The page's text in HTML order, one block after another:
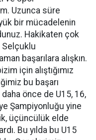
Uzunca süre
bir mücadelenin
Hakikaten çok
Selçuklu
başarılara alışkın.
için alıştığımız
bu başarı
önce de U15, 16,
Şampiyonluğu yine
üçüncülük elde
Bu yılda bu U15